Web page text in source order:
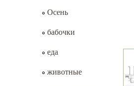
Осень
бабочки
еда
животные